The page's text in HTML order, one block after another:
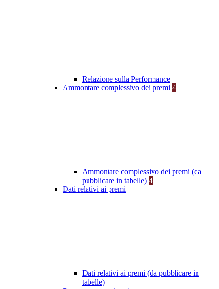
Relazione sulla Performance
Ammontare complessivo dei premi 4
Ammontare complessivo dei premi (da
pubblicare in tabelle) 4
Dati relativi ai premi
Dati relativi ai premi (da pubblicare in
tabelle)